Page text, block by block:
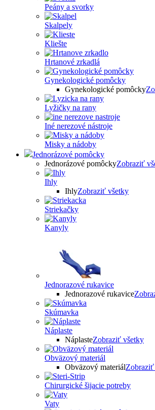
Peány a svorky
Skalpely
Kliešte
Hrtanové zrkadlá
Gynekologické pomôcky
Gynekologické pomôcky
Lyžičky na rany
Iné nerezové nástroje
Misky a nádoby
Jednorázové pomôcky
Jednorázové pomôckyZobraziť
Ihly
IhlyZobraziť všetky
Striekačky
Kanyly
Jednorazové rukavice
Jednorazové rukavice
Skúmavka
Náplaste
NáplasteZobraziť všetky
Obväzový materiál
Obväzový materiál
Chirurgické šijacie potreby
Vaty